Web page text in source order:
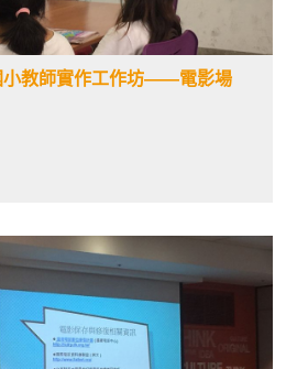
小教師實作工作坊——電影場